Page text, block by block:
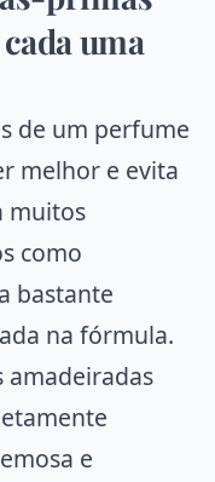
uma
de um perfume
melhor e evita
muitos
como
bastante
na fórmula.
amadeiradas
e